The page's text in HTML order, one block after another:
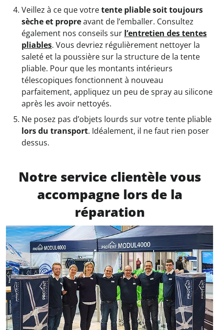
Veillez à ce que votretente pliable soit toujours
sèche et propreavant de l’emballer. Consultez
également nos conseils sur l’entretien des tentes
pliables. Vous devriez régulièrement nettoyer la
saleté et la poussière sur la structure de la tente
pliable. Pour que les montants intérieurs
télescopiques fonctionnent à nouveau
parfaitement, appliquez un peu de spray au silicone
après les avoir nettoyés.
Ne posez pas d’objets lourds sur votre tente pliable
lors du transport. Idéalement, il ne faut rien poser
dessus.
Notre service clientèle vous
accompagne lors de la
réparation